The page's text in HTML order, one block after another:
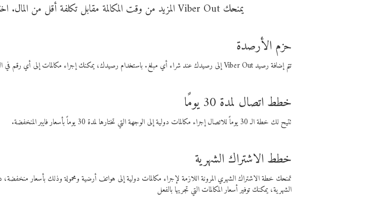
يمنحك Viber Out المزيد من وقت المكالمة مقابل تكلفة أقل من المال. اختر من أحد خيارات الاتصال المرنة ذات السعر المنخفض:
حزم الأرصدة
تتم إضافة رصيد Viber Out إلى رصيدك عند شراء أي مبلغ. باستخدام رصيدك، يمكنك إجراء مكالمات إلى أي رقم في العالم بأسعار فايبر المنخفضة.
خطط اتصال لمدة 30 يومًا
تتيح لك خطة الـ 30 يوماً للاتصال إجراء مكالمات دولية إلى الوجهة التي تختارها لمدة 30 يوماً بأسعار فايبر المنخفضة.
خطط الاشتراك الشهرية
تمنحك خطة الاشتراك الشهري المرونة اللازمة لإجراء مكالمات دولية إلى هواتف أرضية ومحمولة وذلك بأسعار
الشهرية، يمكنك توفير أسعار المكالمات التي تجريها بالفعل